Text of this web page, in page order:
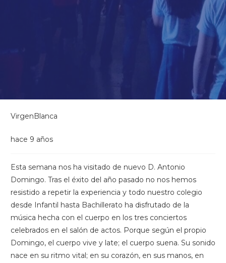
VirgenBlanca
hace 9 años
Esta semana nos ha visitado de nuevo D. Antonio
Domingo. Tras el éxito del año pasado no nos hemos
resistido a repetir la experiencia y todo nuestro colegio
desde Infantil hasta Bachillerato ha disfrutado de la
música hecha con el cuerpo en los tres conciertos
celebrados en el salón de actos. Porque según el propio
Domingo, el cuerpo vive y late; el cuerpo suena. Su sonido
nace en su ritmo vital; en su corazón, en sus manos, en